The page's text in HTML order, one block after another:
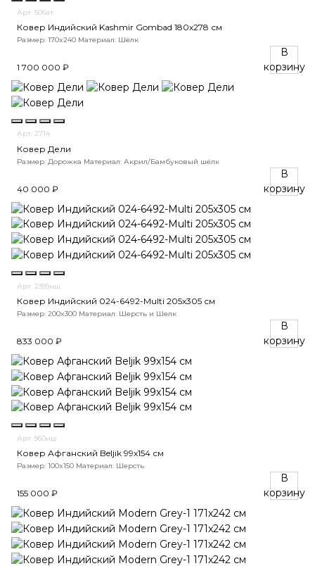
Арт. 506ат
Ковер Индийский Kashmir Gombad 180x278 см
Размер: 170x240 Материал: Шёлк
1 700 000 ₽
В
корзину
Арт. 2714
Ковер Дели
Размер: Дорожка Материал: Акрил/Бамбуковый шёлк
40 000 ₽
В
корзину
Арт. 2399нш
Ковер Индийский 024-6492-Multi 205x305 см
Размер: 200x300 Материал: Шерсть и Шелк
833 000 ₽
В
корзину
Арт. 960нш
Ковер Афганский Beljik 99x154 см
Размер: 100x150 Материал: Шерсть
155 000 ₽
В
корзину